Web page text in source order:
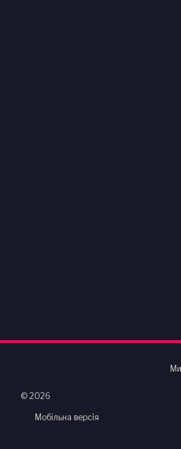
© 2026
Мобільна версія